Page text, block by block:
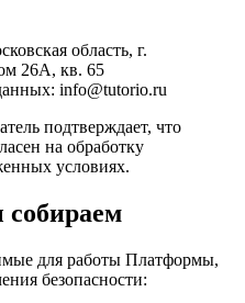
область, г.
26А, кв. 65
info@tutorio.ru
подтверждает, что
на обработку
условиях.
для работы Платформы,
безопасности: